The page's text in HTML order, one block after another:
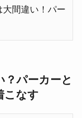
間違い！パー
パーカーと
こなす